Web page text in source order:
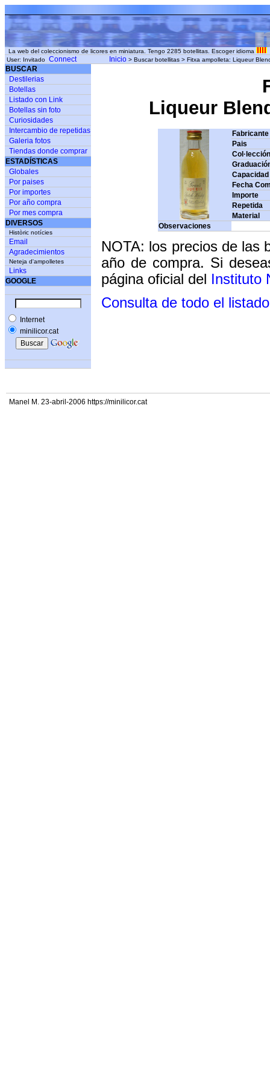
La web del coleccionismo de licores en miniatura. Tengo 2285 botellitas. Escoger idioma
User: Invitado Connect Inicio > Buscar botellitas > Fitxa ampolleta: Liqueur
BUSCAR
Destilerias
Botellas
Listado con Link
Botellas sin foto
Curiosidades
Intercambio de repetidas
Galeria fotos
Tiendas donde comprar
ESTADÍSTICAS
Globales
Por paises
Por importes
Por año compra
Por mes compra
DIVERSOS
Històric notícies
Email
Agradecimientos
Neteja d'ampolletes
Links
GOOGLE
Internet
minilicor.cat
Liqueur
Fabricante
Pais
Col·lección
Capacidad
Fecha
Importe
Repetida
Material
Observaciones
NOTA: los precios de las
año de compra. Si
página oficial del Instituto
Consulta de todo el
Manel M. 23-abril-2006 https://minilicor.cat